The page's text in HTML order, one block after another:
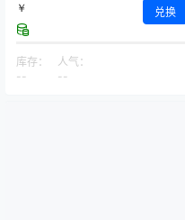
￥ 兑换
库存：
--
人气：
--